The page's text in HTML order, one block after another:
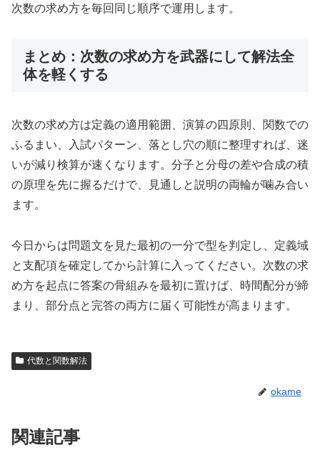
次数の求め方を毎回同じ順序で運用します。
まとめ：次数の求め方を武器にして解法全
体を軽くする
次数の求め方は定義の適用範囲、演算の四原則、関数での
ふるまい、入試パターン、落とし穴の順に整理すれば、迷
いが減り検算が速くなります。分子と分母の差や合成の積
の原理を先に握るだけで、見通しと説明の両輪が噛み合い
ます。
今日からは問題文を見た最初の一分で型を判定し、定義域
と支配項を確定してから計算に入ってください。次数の求
め方を起点に答案の骨組みを最初に置けば、時間配分が締
まり、部分点と完答の両方に届く可能性が高まります。
代数と関数解法
okame
関連記事